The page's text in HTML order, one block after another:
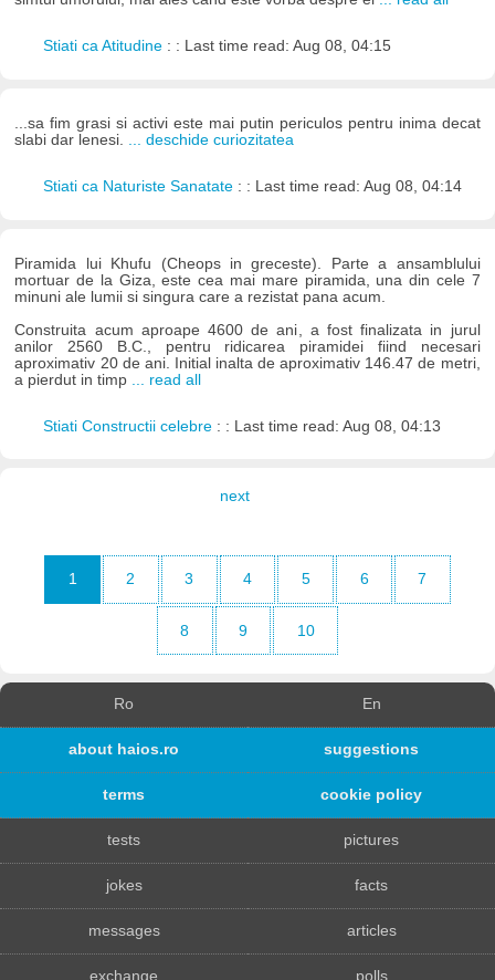
Stiati ca Atitudine : : Last time read: Aug 08, 04:15
...sa fim grasi si activi este mai putin periculos pentru inima decat
slabi dar lenesi.
... deschide curiozitatea
Stiati ca Naturiste Sanatate : : Last time read: Aug 08, 04:14
Piramida lui Khufu (Cheops in greceste). Parte a ansamblului
mortuar de la Giza, este cea mai mare piramida, una din cele 7
minuni ale lumii si singura care a rezistat pana acum.
Construita acum aproape 4600 de ani, a fost finalizata in jurul
anilor 2560 B.C., pentru ridicarea piramidei fiind necesari
aproximativ 20 de ani. Initial inalta de aproximativ 146.47 de metri,
a pierdut in timp
... read all
Stiati Constructii celebre : : Last time read: Aug 08, 04:13
next
1 2 3 4 5 6 7
8 9 10
Ro En
about haios.ro suggestions
terms cookie policy
tests pictures
jokes facts
messages articles
exchange polls